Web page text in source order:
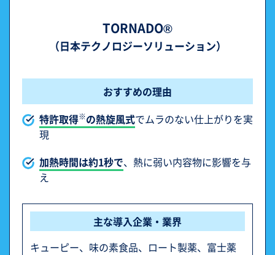
TORNADO®
（日本テクノロジーソリューション）
おすすめの理由
特許取得※の熱旋風式でムラのない仕上がりを実
現
加熱時間は約1秒で、熱に弱い内容物に影響を与
え
主な導入企業・業界
キューピー、味の素食品、ロート製薬、富士薬